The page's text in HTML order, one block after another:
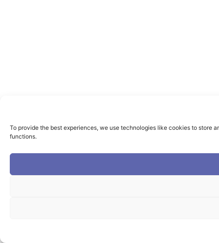
To provide the best experiences, we use technologies like cookies to store
functions.